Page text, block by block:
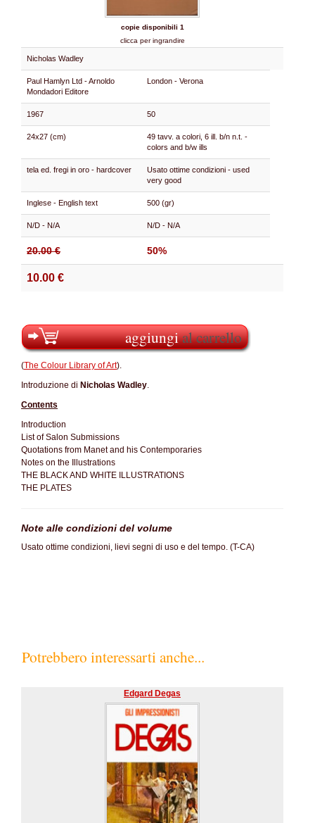
copie disponibili 1
clicca per ingrandire
Nicholas Wadley
Paul Hamlyn Ltd - Arnoldo
Mondadori Editore
London - Verona
1967 50
24x27 (cm)
49 tavv. a colori, 6 ill. b/n n.t. -
colors and b/w ills
tela ed. fregi in oro - hardcover
Usato ottime condizioni - used
very good
Inglese - English text 500 (gr)
N/D - N/A N/D - N/A
20.00 € 50%
10.00 €
aggiungial carrello
(The Colour Library of Art).
Introduzione di Nicholas Wadley.
Contents
Introduction
List of Salon Submissions
Quotations from Manet and his Contemporaries
Notes on the Illustrations
THE BLACK AND WHITE ILLUSTRATIONS
THE PLATES
Note alle condizioni del volume
Usato ottime condizioni, lievi segni di uso e del tempo. (T-CA)
Potrebbero interessarti anche...
Edgard Degas